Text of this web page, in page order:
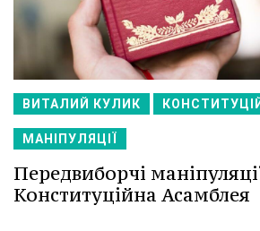
ВИТАЛИЙ КУЛИК
МАНІПУЛЯЦІЇ
Передвиборчі
Конституційна Асамблея